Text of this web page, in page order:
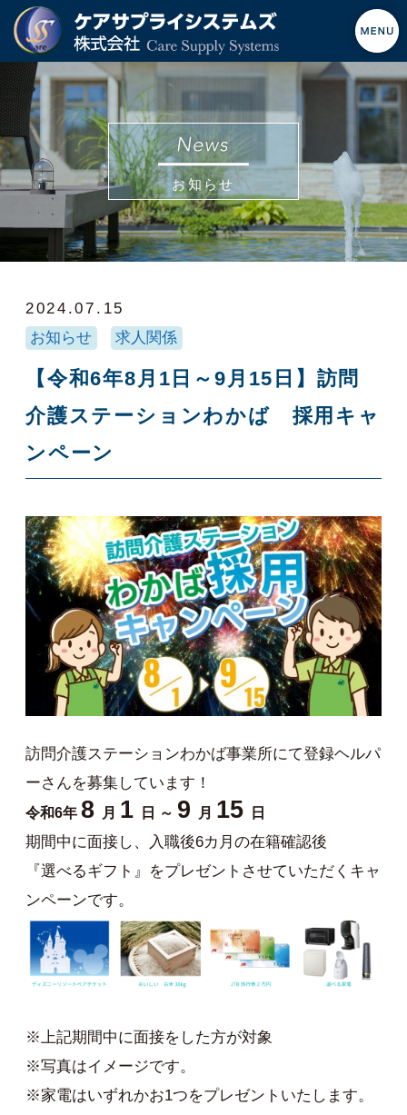
お知らせ
2024.07.15
お知らせ
求人関係
【令和6年8月1日～9月15日】訪問
介護ステーションわかば 採用キャ
ンペーン
訪問介護ステーションわかば事業所にて登録ヘルパ
ーさんを募集しています！
令和6年 8 月 1 日 ～ 9 月 15 日
期間中に面接し、入職後6カ月の在籍確認後
『選べるギフト』をプレゼントさせていただくキャ
ンペーンです。
※上記期間中に面接をした方が対象
※写真はイメージです。
※家電はいずれかお1つをプレゼントいたします。